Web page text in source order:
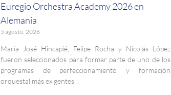
Euregio Orchestra Academy 2026 en
Alemania
5 agosto, 2026
María José Hincapié, Felipe Rocha y Nicolás López
fueron seleccionados para formar parte de uno de los
programas de perfeccionamiento y formación
orquestal más exigentes